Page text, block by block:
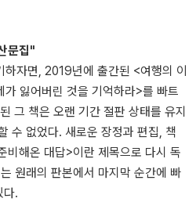
문집"
자면, 2019년에 출간된 <여행의 이
잃어버린 것을 기억하라>를 빠트
그 책은 오랜 기간 절판 상태를 유지
수 없었다. 새로운 장정과 편집, 책
비해온 대답>이란 제목으로 다시 독
원래의 판본에서 마지막 순간에 빠
다.